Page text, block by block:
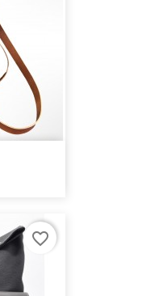
favorite_border